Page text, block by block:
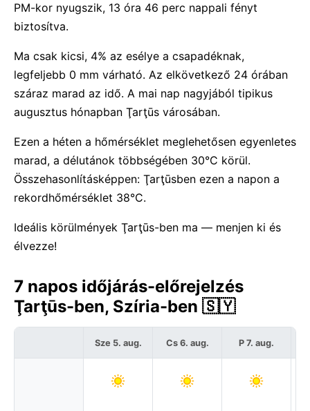
PM-kor nyugszik, 13 óra 46 perc nappali fényt
biztosítva.
Ma csak kicsi, 4% az esélye a csapadéknak,
legfeljebb 0 mm várható. Az elkövetkező 24 órában
száraz marad az idő. A mai nap nagyjából tipikus
augusztus hónapban Ţarţūs városában.
Ezen a héten a hőmérséklet meglehetősen egyenletes
marad, a délutánok többségében 30°C körül.
Összehasonlításképpen: Ţarţūsben ezen a napon a
rekordhőmérséklet 38°C.
Ideális körülmények Ţarţūs-ben ma — menjen ki és
élvezze!
7 napos időjárás-előrejelzés
Ţarţūs-ben, Szíria-ben 🇸🇾
Sze 5. aug. Cs 6. aug. P 7. aug.